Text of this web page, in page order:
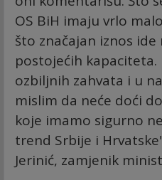
OS BiH imaju vrlo
što značajan iznos ide
postojećih
ozbiljnih zahvata i u
mislim da neće doći
koje imamo sigurno
trend Srbije i
Jerinić, zamjenik